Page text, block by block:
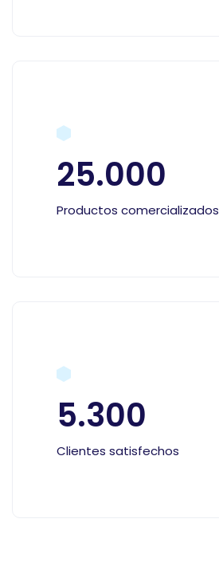
25.000
Productos comercializados
5.300
Clientes satisfechos